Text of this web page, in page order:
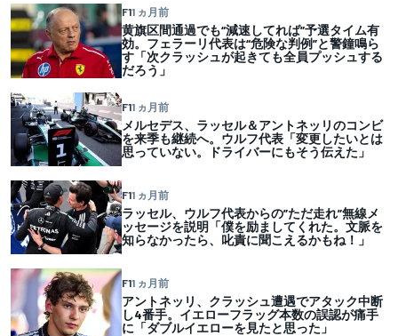
F11 ヵ月前
黄旗区間通過でも“減速してれば”予選タイム有
効。フェラーリ代表は“危険な判例”と警鐘鳴ら
す「次クラッシュが起きても全員プッシュする
だろう」
F11 ヵ月前
メルセデス、ラッセル＆アントネッリのコンビ
を来季も継続へ。ウルフ代表「変更したいとは
思っていない。ドライバーにもそう伝えた」
F11 ヵ月前
ラッセル、ウルフ代表からの”ただ走れ”無線メ
ッセージを説明「僕を励ましてくれた。文脈を
知らなかったら、叱責に聞こえるかもね！」
F11 ヵ月前
アントネッリ、クラッシュ遭遇でアタック中断
し4番手。イエローフラッグ本数の誤認が痛手
に「ダブルイエローを見たと思った」